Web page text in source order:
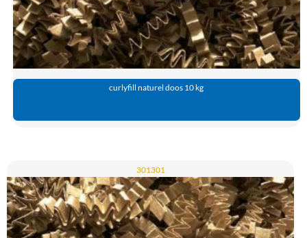
curlyfill naturel doos 10 kg
301301